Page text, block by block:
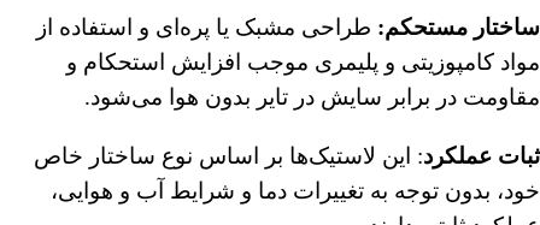
ساختار مستحکم: طراحی مشبک یا پره‌ای و استفاده از
مواد کامپوزیتی و پلیمری موجب افزایش استحکام و
مقاومت در برابر سایش در تایر بدون هوا می‌شود.
ثبات عملکرد: این لاستیک‌ها بر اساس نوع ساختار خاص
خود، بدون توجه به تغییرات دما و شرایط آب و هوایی،